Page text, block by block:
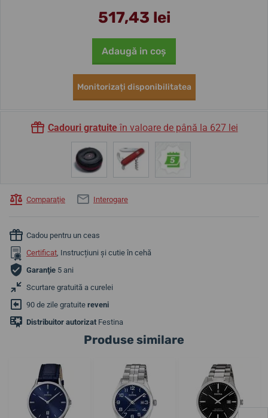
517,43 lei
Adaugă in coş
Monitorizați disponibilitatea
Cadouri gratuiteîn valoare de până la 627 lei
Comparaţie Interogare
Cadou pentru un ceas
Certificat, Instrucțiuni și cutie în cehă
Garanţie 5 ani
Scurtare gratuită a curelei
90 de zile gratuite reveni
Distribuitor autorizat Festina
Produse similare